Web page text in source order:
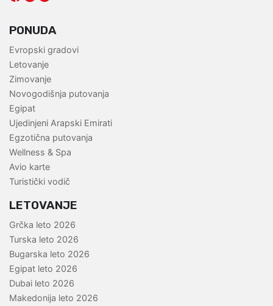
PONUDA
Evropski gradovi
Letovanje
Zimovanje
Novogodišnja putovanja
Egipat
Ujedinjeni Arapski Emirati
Egzotična putovanja
Wellness & Spa
Avio karte
Turistički vodič
LETOVANJE
Grčka leto 2026
Turska leto 2026
Bugarska leto 2026
Egipat leto 2026
Dubai leto 2026
Makedonija leto 2026